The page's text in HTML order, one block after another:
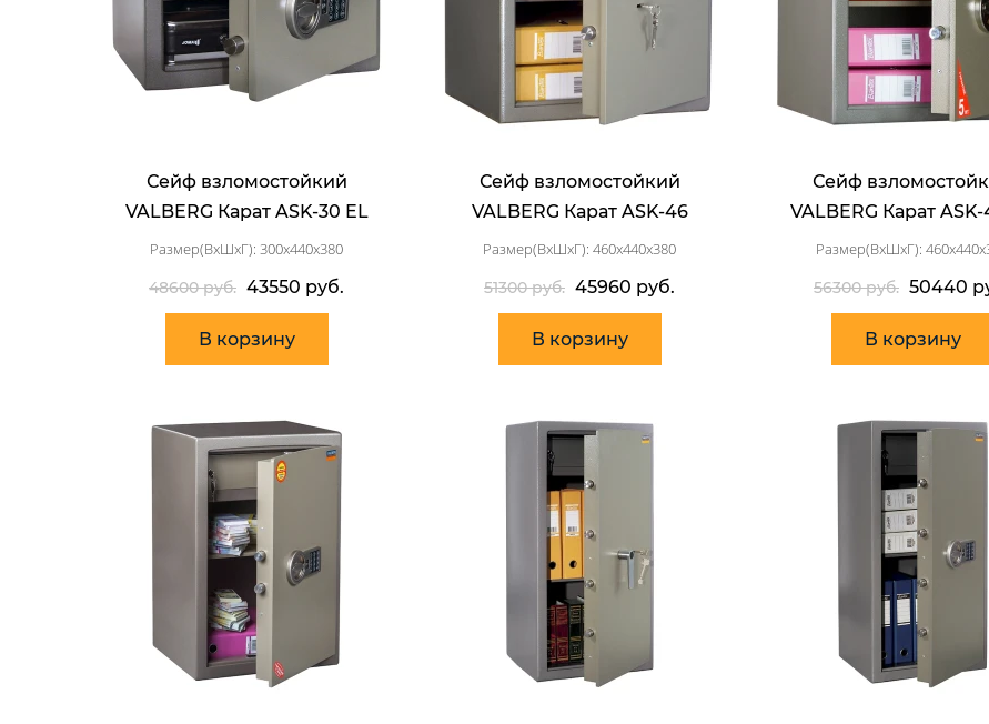
Сейф взломостойкий
VALBERG Карат ASK-30 EL
Размер(ВхШхГ): 300x440x380
48600 руб. 43550 руб.
В корзину
Сейф взломостойкий
VALBERG Карат ASK-46
Размер(ВхШхГ): 460x440x380
51300 руб. 45960 руб.
В корзину
Сейф
VALBERG Карат
Размер(ВхШхГ):
56300 руб. 50440
В корзину